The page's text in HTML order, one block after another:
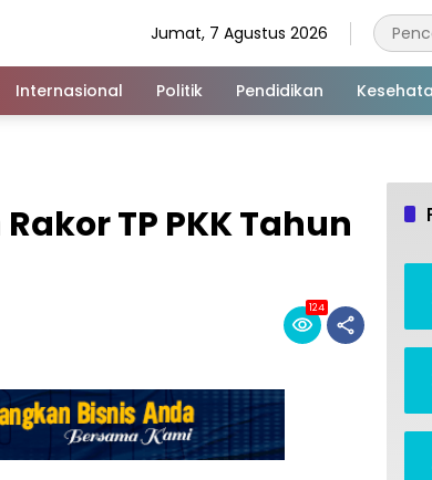
Jumat, 7 Agustus 2026
Internasional Politik Pendidikan
TP PKK Tahun
124